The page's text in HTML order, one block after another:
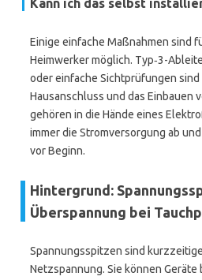
Kann ich das selbst
Einige einfache Maßnahmen sind
Heimwerker möglich. Typ‑3-
oder einfache Sichtprüfungen sind
Hausanschluss und das Einbauen
gehören in die Hände eines
immer die Stromversorgung ab
vor Beginn.
Hintergrund:
Überspannung bei
Spannungsspitzen sind
Netzspannung. Sie können Geräte